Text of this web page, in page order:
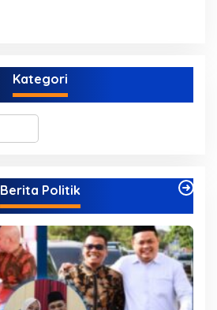
Kategori
Berita Politik